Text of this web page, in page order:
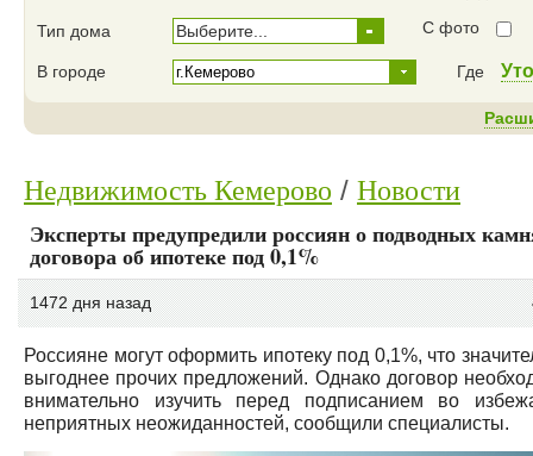
Тип дома Выберите... С фото
В городе Где
Недвижимость Кемерово Новости
Эксперты предупредили россиян о подводных
договора об ипотеке под 0,1%
1472 дня назад
Россияне могут оформить ипотеку под 0,1%, что
выгоднее прочих предложений. Однако договор
внимательно изучить перед подписанием во
неприятных неожиданностей, сообщили специалисты.